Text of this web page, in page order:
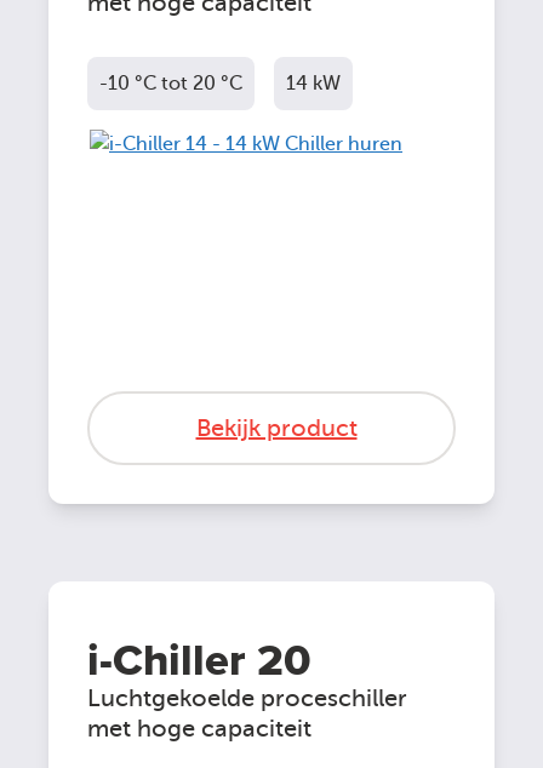
-10 °C tot 20 °C 14 kW
Bekijk product
i-Chiller 20
Luchtgekoelde proceschiller
met hoge capaciteit